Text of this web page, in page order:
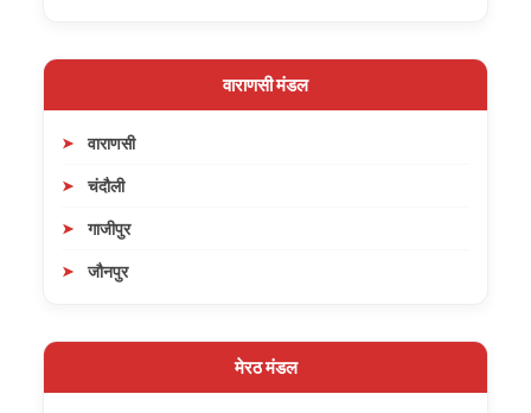
वाराणसी मंडल
वाराणसी
चंदौली
गाजीपुर
जौनपुर
मेरठ मंडल